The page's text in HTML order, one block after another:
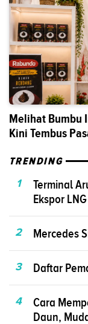
Melihat Bumbu
Kini Tembus
TRENDING
1
Terminal
Ekspor
2 Mercedes
3 Daftar
4
Cara
Daun,